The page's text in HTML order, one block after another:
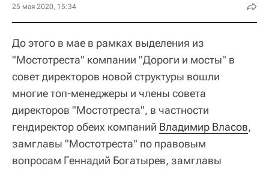
25 мая 2020, 15:34
До этого в мае в рамках выделения из
"Мостотреста" компании "Дороги и мосты" в
совет директоров новой структуры вошли
многие топ-менеджеры и члены совета
директоров "Мостотреста", в частности
гендиректор обеих компаний Владимир Власов,
замглавы "Мостотреста" по правовым
вопросам Геннадий Богатырев, замглавы